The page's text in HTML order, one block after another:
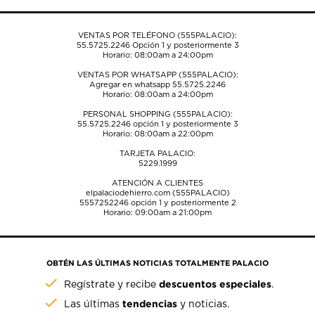
de
de
de
de
de
VENTAS POR TELÉFONO (555PALACIO):
55.5725.2246Opción 1 y posteriormente 3
Horario: 08:00am a 24:00pm
VENTAS POR WHATSAPP (555PALACIO):
Agregar en whatsapp 55.5725.2246
Horario: 08:00am a 24:00pm
PERSONAL SHOPPING (555PALACIO):
55.5725.2246opción 1 y posteriormente 3
Horario: 08:00am a 22:00pm
TARJETA PALACIO:
5229.1999
ATENCIÓN A CLIENTES
elpalaciodehierro.com (555PALACIO)
5557252246opción 1 y posteriormente 2
Horario: 09:00am a 21:00pm
OBTÉN LAS ÚLTIMAS NOTICIAS TOTALMENTE PALACIO
Regístrate y recibedescuentos especiales.
Las últimastendencias y noticias.